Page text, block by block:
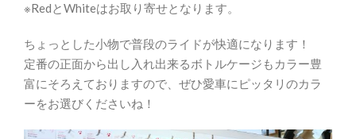
※RedとWhiteはお取り寄せとなります。
ちょっとした小物で普段のライドが快適になります！
定番の正面から出し入れ出来るボトルケージもカラー豊
富にそろえておりますので、ぜひ愛車にピッタリのカラ
ーをお選びくださいね！